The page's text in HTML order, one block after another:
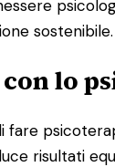
sostenibile.
lo
fare
risultati